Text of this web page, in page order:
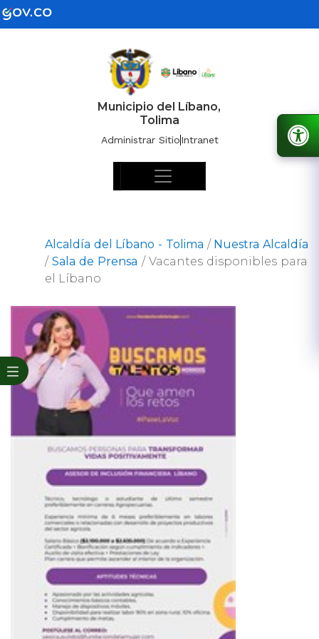
Municipio del Líbano,
Tolima
Administrar SitioIntranet
Alcaldía del Líbano - Tolima / Nuestra Alcaldía
/Sala de Prensa / Vacantes disponibles para
el Líbano